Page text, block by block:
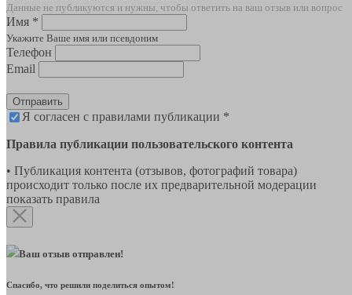
Данные не публикуются и нужны, чтобы ответить на ваш отзыв или вопрос
Имя *
Укажите Ваше имя или псевдоним
Телефон
Email
Отправить
Я согласен с правилами публикации *
Правила публикации пользовательского контента
• Публикация контента (отзывов, фотографий товара)
происходит только после их предварительной модерации
показать правила
Ваш отзыв отправлен!
Спасибо, что решили поделиться опытом!